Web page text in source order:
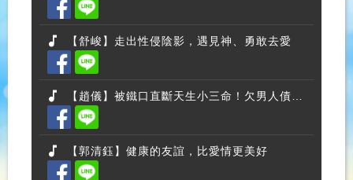
【舒峻】走出性侵陰影，遇見神、勇敢去愛
【郭清鈺】健康的友誼，比愛情更美好